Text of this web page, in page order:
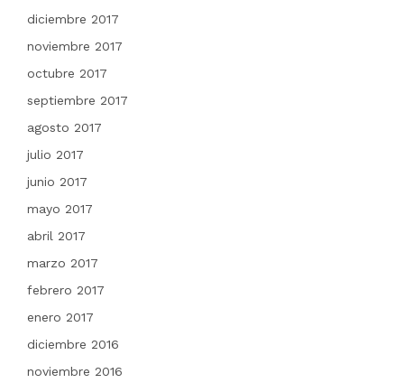
diciembre 2017
noviembre 2017
octubre 2017
septiembre 2017
agosto 2017
julio 2017
junio 2017
mayo 2017
abril 2017
marzo 2017
febrero 2017
enero 2017
diciembre 2016
noviembre 2016